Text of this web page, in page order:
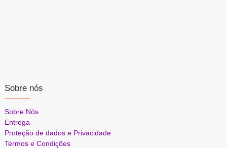
Sobre nós
Sobre Nós
Entrega
Proteção de dados e Privacidade
Termos e Condições